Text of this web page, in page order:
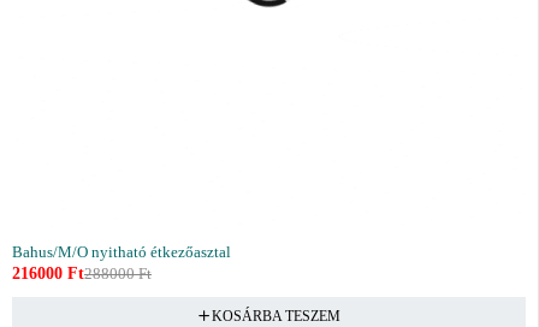
Bahus/M/O nyitható étkezőasztal
288000Ft
216000 Ft
KOSÁRBA TESZEM